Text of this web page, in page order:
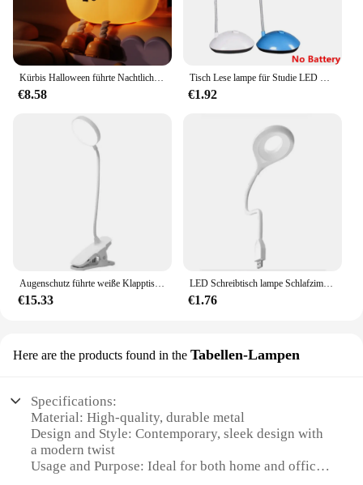
€8.58 €1.92
Augenschutz führte weiße Klapptisch lampe Schlafzimmer Nachttisch Studie Lesung Augen pflege Nachtlicht USB Plug-in dimmbar
€15.33
LED Schreibtisch lampe Schlafzimmer Lese lampe Mini faltbare Tisch lampe USB Direkt stecker tragbare Nacht lampe Schlafsaal Student Nachttisch lampe
€1.76
Here are the products found in the Tabellen-Lampen
Specifications:
Material: High-quality, durable metal
Design and Style: Contemporary, sleek design with
a modern twist
Usage and Purpose: Ideal for both home and office